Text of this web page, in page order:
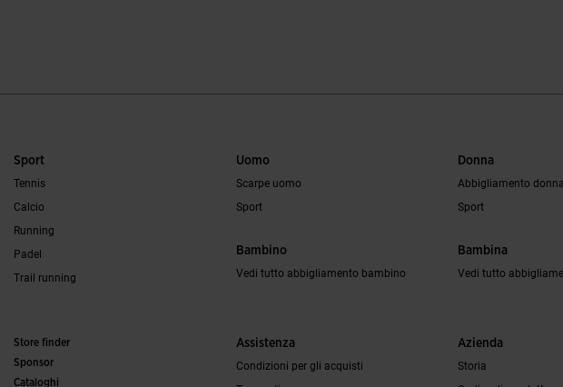
Sport
Tennis
Calcio
Running
Padel
Trail running
Uomo
Scarpe uomo
Sport
Bambino
Vedi tutto abbigliamento bambino
Donna
Abbigliamento donna
Sport
Bambina
Vedi tutto
Store finder
Sponsor
Cataloghi
Assistenza
Condizioni per gli acquisti
Azienda
Storia